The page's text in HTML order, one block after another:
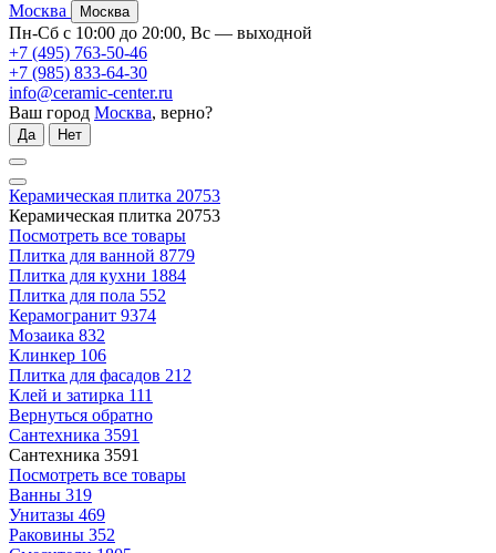
Москва
Москва
Пн-Сб с 10:00 до 20:00, Вс — выходной
+7 (495) 763-50-46
+7 (985) 833-64-30
info@ceramic-center.ru
Ваш город Москва, верно?
Да Нет
Керамическая плитка 20753
Керамическая плитка 20753
Посмотреть все товары
Плитка для ванной 8779
Плитка для кухни 1884
Плитка для пола 552
Керамогранит 9374
Мозаика 832
Клинкер 106
Плитка для фасадов 212
Клей и затирка 111
Вернуться обратно
Сантехника 3591
Сантехника 3591
Посмотреть все товары
Ванны 319
Унитазы 469
Раковины 352